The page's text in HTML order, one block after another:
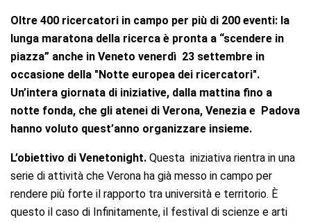
Oltre 400 ricercatori in campo per più di 200 eventi: la
lunga maratona della ricerca è pronta a “scendere in
piazza” anche in Veneto venerdì 23 settembre in
occasione della "Notte europea dei ricercatori".
Un’intera giornata di iniziative, dalla mattina fino a
notte fonda, che gli atenei di Verona, Venezia e Padova
hanno voluto quest’anno organizzare insieme.
L’obiettivo di Venetonight. Questa iniziativa rientra in una
serie di attività che Verona ha già messo in campo per
rendere più forte il rapporto tra università e territorio. È
questo il caso di Infinitamente, il festival di scienze e arti